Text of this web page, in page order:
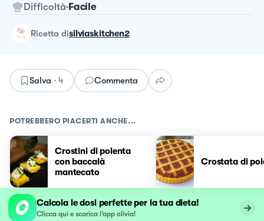
Difficoltà Facile
ricetta disilviaskitchen2
Salva · 4 Commenta
POTREBBERO PIACERTI ANCHE...
Crostini di polenta
con baccalà
mantecato
Crostata di
Calcola le dosi perfette per la tua dieta!
Clicca qui e scarica l’app olivia!